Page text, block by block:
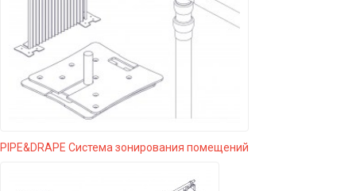
PIPE&DRAPE Система зонирования помещений